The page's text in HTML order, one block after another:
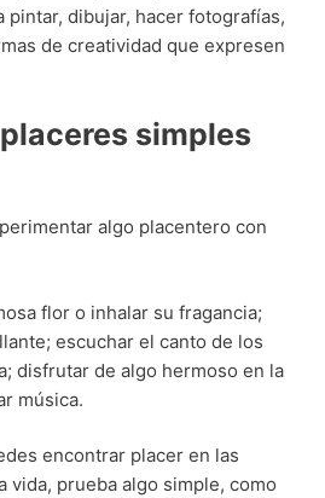
pintar, dibujar, hacer fotografías,
de creatividad que expresen
simples
algo placentero con
flor o inhalar su fragancia;
escuchar el canto de los
disfrutar de algo hermoso en la
música.
encontrar placer en las
vida, prueba algo simple, como